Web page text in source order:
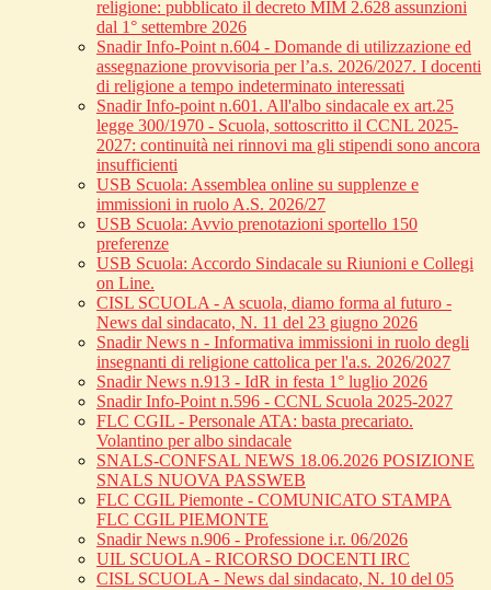
religione: pubblicato il decreto MIM 2.628 assunzioni
dal 1° settembre 2026
Snadir Info-Point n.604 - Domande di utilizzazione ed
assegnazione provvisoria per l’a.s. 2026/2027. I docenti
di religione a tempo indeterminato interessati
Snadir Info-point n.601. All'albo sindacale ex art.25
legge 300/1970 - Scuola, sottoscritto il CCNL 2025-
2027: continuità nei rinnovi ma gli stipendi sono ancora
insufficienti
USB Scuola: Assemblea online su supplenze e
immissioni in ruolo A.S. 2026/27
USB Scuola: Avvio prenotazioni sportello 150
preferenze
USB Scuola: Accordo Sindacale su Riunioni e Collegi
on Line.
CISL SCUOLA - A scuola, diamo forma al futuro -
News dal sindacato, N. 11 del 23 giugno 2026
Snadir News n - Informativa immissioni in ruolo degli
insegnanti di religione cattolica per l'a.s. 2026/2027
Snadir News n.913 - IdR in festa 1° luglio 2026
Snadir Info-Point n.596 - CCNL Scuola 2025-2027
FLC CGIL - Personale ATA: basta precariato.
Volantino per albo sindacale
SNALS-CONFSAL NEWS 18.06.2026 POSIZIONE
SNALS NUOVA PASSWEB
FLC CGIL Piemonte - COMUNICATO STAMPA
FLC CGIL PIEMONTE
Snadir News n.906 - Professione i.r. 06/2026
UIL SCUOLA - RICORSO DOCENTI IRC
CISL SCUOLA - News dal sindacato, N. 10 del 05